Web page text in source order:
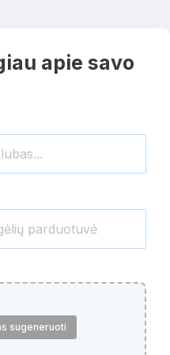
apie savo
sugeneruoti